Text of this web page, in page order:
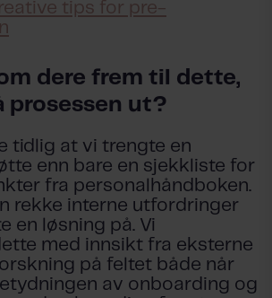
tips for pre-
dere frem til dette,
prosessen ut?
tidlig at vi trengte en
enn bare en sjekkliste for
fra personalhåndboken.
rekke interne utfordringer
en løsning på. Vi
med innsikt fra eksterne
på feltet både når
av onboarding og